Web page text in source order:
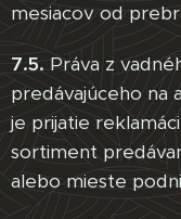
mesiacov od
7.5. Práva z
predávajúceho na
je prijatie
sortiment
alebo mieste